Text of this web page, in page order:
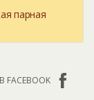
парная